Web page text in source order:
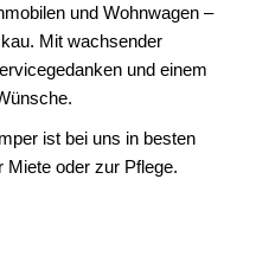
und Wohnwagen –
Mit wachsender
und einem
ist bei uns in besten
Miete oder zur Pflege.